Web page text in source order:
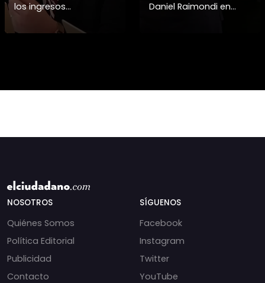
los ingresos
municipales o
beneficio fiscal
Daniel Raimondi en
NOSOTROS
Quiénes Somos
Política Editorial
Publicidad
Contacto
SÍGUENOS
Facebook
Instagram
Twitter
YouTube